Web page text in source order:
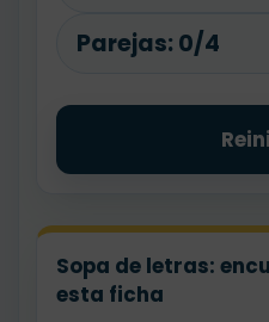
Parejas: 0/4
Sopa de letras:
esta ficha